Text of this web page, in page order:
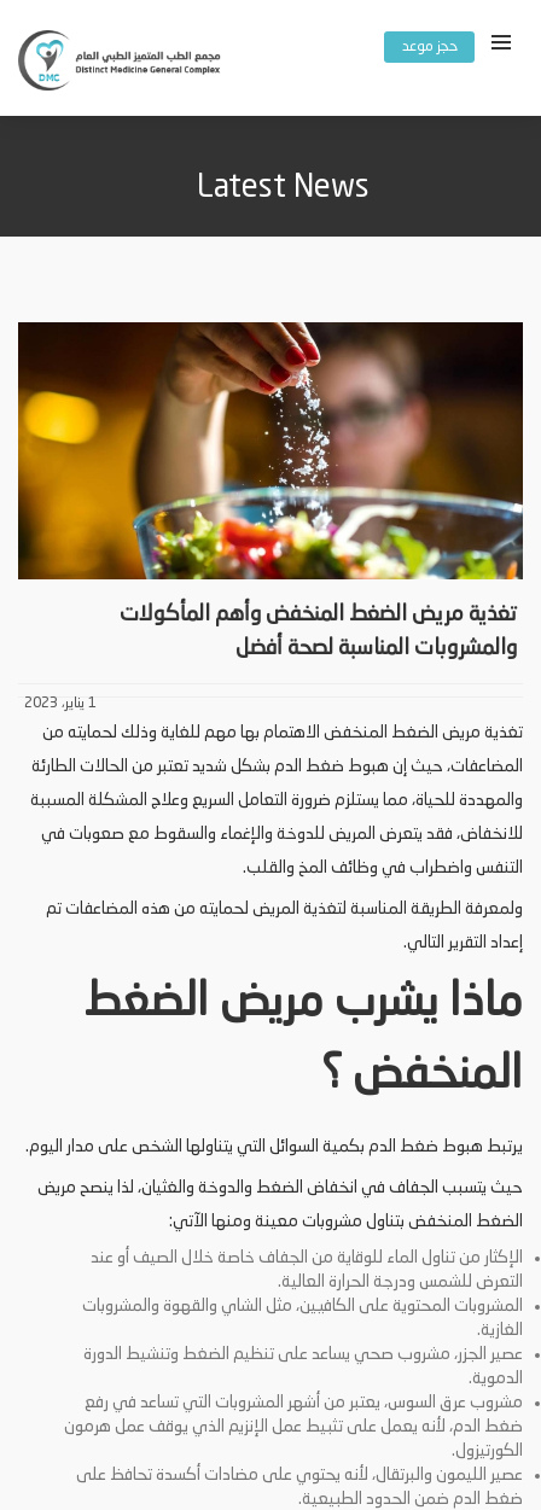
حجز موعد
Latest News
تغذية مريض الضغط المنخفض وأهم المأكولات
والمشروبات المناسبة لصحة أفضل
1 يناير، 2023
تغذية مريض الضغط المنخفض الاهتمام بها مهم للغاية وذلك لحمايته من
المضاعفات، حيث إن هبوط ضغط الدم بشكل شديد تعتبر من الحالات الطارئة
والمهددة للحياة، مما يستلزم ضرورة التعامل السريع وعلاج المشكلة المسببة
للانخفاض، فقد يتعرض المريض للدوخة والإغماء والسقوط مع صعوبات في
التنفس واضطراب في وظائف المخ والقلب.
ولمعرفة الطريقة المناسبة لتغذية المريض لحمايته من هذه المضاعفات تم
إعداد التقرير التالي.
ماذا يشرب مريض الضغط
المنخفض ؟
يرتبط هبوط ضغط الدم بكمية السوائل التي يتناولها الشخص على مدار اليوم.
حيث يتسبب الجفاف في انخفاض الضغط والدوخة والغثيان، لذا ينصح مريض
الضغط المنخفض بتناول مشروبات معينة ومنها الآتي:
الإكثار من تناول الماء للوقاية من الجفاف خاصة خلال الصيف أو عند
التعرض للشمس ودرجة الحرارة العالية.
المشروبات المحتوية على الكافيين، مثل الشاي والقهوة والمشروبات
الغازية.
عصير الجزر، مشروب صحي يساعد على تنظيم الضغط وتنشيط الدورة
الدموية.
مشروب عرق السوس، يعتبر من أشهر المشروبات التي تساعد في رفع
ضغط الدم، لأنه يعمل على تثبيط عمل الإنزيم الذي يوقف عمل هرمون
الكورتيزول.
عصير الليمون والبرتقال، لأنه يحتوي على مضادات أكسدة تحافظ على
ضغط الدم ضمن الحدود الطبيعية.